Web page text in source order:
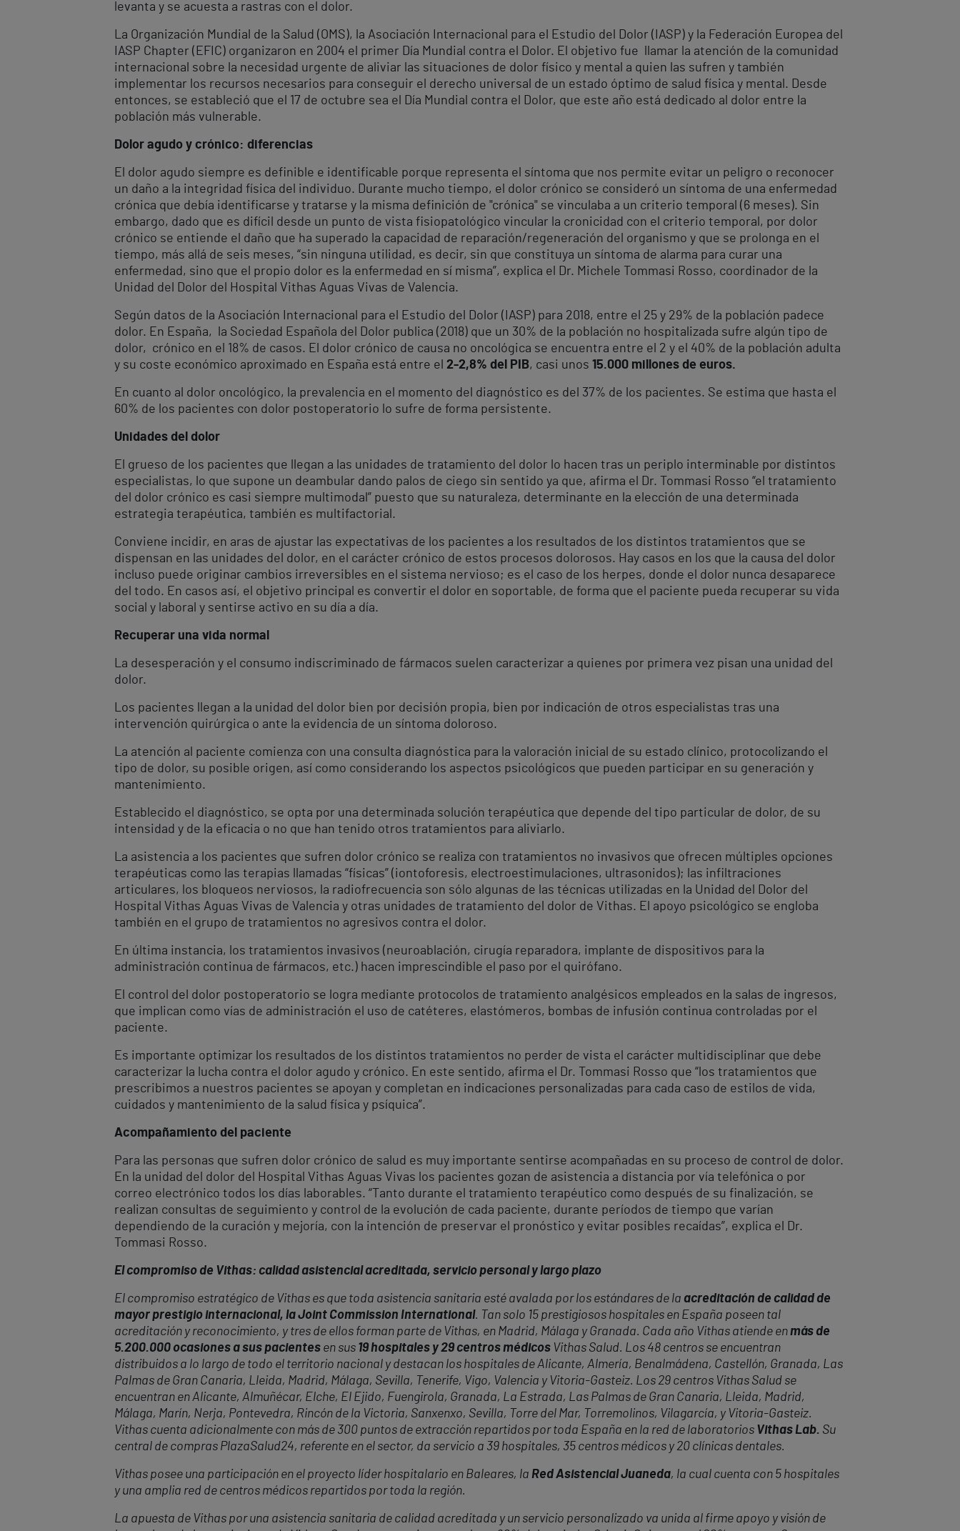
levanta y se acuesta a rastras con el dolor.
La Organización Mundial de la Salud (OMS), la Asociación Internacional para el Estudio del Dolor (IASP) y la Federación Europea del
IASP Chapter (EFIC) organizaron en 2004 el primer Día Mundial contra el Dolor. El objetivo fue llamar la atención de la comunidad
internacional sobre la necesidad urgente de aliviar las situaciones de dolor físico y mental a quien las sufren y también
implementar los recursos necesarios para conseguir el derecho universal de un estado óptimo de salud física y mental. Desde
entonces, se estableció que el 17 de octubre sea el Día Mundial contra el Dolor, que este año está dedicado al dolor entre la
población más vulnerable.
Dolor agudo y crónico: diferencias
El dolor agudo siempre es definible e identificable porque representa el síntoma que nos permite evitar un peligro o reconocer
un daño a la integridad física del individuo. Durante mucho tiempo, el dolor crónico se consideró un síntoma de una enfermedad
crónica que debía identificarse y tratarse y la misma definición de "crónica" se vinculaba a un criterio temporal (6 meses). Sin
embargo, dado que es difícil desde un punto de vista fisiopatológico vincular la cronicidad con el criterio temporal, por dolor
crónico se entiende el daño que ha superado la capacidad de reparación/regeneración del organismo y que se prolonga en el
tiempo, más allá de seis meses, “sin ninguna utilidad, es decir, sin que constituya un síntoma de alarma para curar una
enfermedad, sino que el propio dolor es la enfermedad en sí misma”, explica el Dr. Michele Tommasi Rosso, coordinador de la
Unidad del Dolor del Hospital Vithas Aguas Vivas de Valencia.
Según datos de la Asociación Internacional para el Estudio del Dolor (IASP) para 2018, entre el 25 y 29% de la población padece
dolor. En España, la Sociedad Española del Dolor publica (2018) que un 30% de la población no hospitalizada sufre algún tipo de
dolor, crónico en el 18% de casos. El dolor crónico de causa no oncológica se encuentra entre el 2 y el 40% de la población adulta
y su coste económico aproximado en España está entre el 2-2,8% del PIB, casi unos 15.000 millones de euros.
En cuanto al dolor oncológico, la prevalencia en el momento del diagnóstico es del 37% de los pacientes. Se estima que hasta el
60% de los pacientes con dolor postoperatorio lo sufre de forma persistente.
Unidades del dolor
El grueso de los pacientes que llegan a las unidades de tratamiento del dolor lo hacen tras un periplo interminable por distintos
especialistas, lo que supone un deambular dando palos de ciego sin sentido ya que, afirma el Dr. Tommasi Rosso “el tratamiento
del dolor crónico es casi siempre multimodal” puesto que su naturaleza, determinante en la elección de una determinada
estrategia terapéutica, también es multifactorial.
Conviene incidir, en aras de ajustar las expectativas de los pacientes a los resultados de los distintos tratamientos que se
dispensan en las unidades del dolor, en el carácter crónico de estos procesos dolorosos. Hay casos en los que la causa del dolor
incluso puede originar cambios irreversibles en el sistema nervioso; es el caso de los herpes, donde el dolor nunca desaparece
del todo. En casos así, el objetivo principal es convertir el dolor en soportable, de forma que el paciente pueda recuperar su vida
social y laboral y sentirse activo en su día a día.
Recuperar una vida normal
La desesperación y el consumo indiscriminado de fármacos suelen caracterizar a quienes por primera vez pisan una unidad del
dolor.
Los pacientes llegan a la unidad del dolor bien por decisión propia, bien por indicación de otros especialistas tras una
intervención quirúrgica o ante la evidencia de un síntoma doloroso.
La atención al paciente comienza con una consulta diagnóstica para la valoración inicial de su estado clínico, protocolizando el
tipo de dolor, su posible origen, así como considerando los aspectos psicológicos que pueden participar en su generación y
mantenimiento.
Establecido el diagnóstico, se opta por una determinada solución terapéutica que depende del tipo particular de dolor, de su
intensidad y de la eficacia o no que han tenido otros tratamientos para aliviarlo.
La asistencia a los pacientes que sufren dolor crónico se realiza con tratamientos no invasivos que ofrecen múltiples opciones
terapéuticas como las terapias llamadas “físicas” (iontoforesis, electroestimulaciones, ultrasonidos); las infiltraciones
articulares, los bloqueos nerviosos, la radiofrecuencia son sólo algunas de las técnicas utilizadas en la Unidad del Dolor del
Hospital Vithas Aguas Vivas de Valencia y otras unidades de tratamiento del dolor de Vithas. El apoyo psicológico se engloba
también en el grupo de tratamientos no agresivos contra el dolor.
En última instancia, los tratamientos invasivos (neuroablación, cirugía reparadora, implante de dispositivos para la
administración continua de fármacos, etc.) hacen imprescindible el paso por el quirófano.
El control del dolor postoperatorio se logra mediante protocolos de tratamiento analgésicos empleados en la salas de ingresos,
que implican como vías de administración el uso de catéteres, elastómeros, bombas de infusión continua controladas por el
paciente.
Es importante optimizar los resultados de los distintos tratamientos no perder de vista el carácter multidisciplinar que debe
caracterizar la lucha contra el dolor agudo y crónico. En este sentido, afirma el Dr. Tommasi Rosso que “los tratamientos que
prescribimos a nuestros pacientes se apoyan y completan en indicaciones personalizadas para cada caso de estilos de vida,
cuidados y mantenimiento de la salud física y psíquica”.
Acompañamiento del paciente
Para las personas que sufren dolor crónico de salud es muy importante sentirse acompañadas en su proceso de control de dolor.
En la unidad del dolor del Hospital Vithas Aguas Vivas los pacientes gozan de asistencia a distancia por vía telefónica o por
correo electrónico todos los días laborables. “Tanto durante el tratamiento terapéutico como después de su finalización, se
realizan consultas de seguimiento y control de la evolución de cada paciente, durante períodos de tiempo que varían
dependiendo de la curación y mejoría, con la intención de preservar el pronóstico y evitar posibles recaídas”, explica el Dr.
Tommasi Rosso.
El compromiso de Vithas: calidad asistencial acreditada, servicio personal y largo plazo
El compromiso estratégico de Vithas es que toda asistencia sanitaria esté avalada por los estándares de la acreditación de calidad de
mayor prestigio internacional, la Joint Commission International. Tan solo 15 prestigiosos hospitales en España poseen tal
acreditación y reconocimiento, y tres de ellos forman parte de Vithas, en Madrid, Málaga y Granada. Cada año Vithas atiende enmás de
5.200.000 ocasiones a sus pacientes en sus 19 hospitales y 29 centros médicos Vithas Salud. Los 48 centros se encuentran
distribuidos a lo largo de todo el territorio nacional y destacan los hospitales de Alicante, Almería, Benalmádena, Castellón, Granada, Las
Palmas de Gran Canaria, Lleida, Madrid, Málaga, Sevilla, Tenerife, Vigo, Valencia y Vitoria-Gasteiz. Los 29 centros Vithas Salud se
encuentran en Alicante, Almuñécar, Elche, El Ejido, Fuengirola, Granada, La Estrada, Las Palmas de Gran Canaria, Lleida, Madrid,
Málaga, Marín, Nerja, Pontevedra, Rincón de la Victoria, Sanxenxo, Sevilla, Torre del Mar, Torremolinos, Vilagarcía, y Vitoria-Gasteiz.
Vithas cuenta adicionalmente con más de 300 puntos de extracción repartidos por toda España en la red de laboratorios Vithas Lab. Su
central de compras PlazaSalud24, referente en el sector, da servicio a 39 hospitales, 35 centros médicos y 20 clínicas dentales.
Vithas posee una participación en el proyecto líder hospitalario en Baleares, la Red Asistencial Juaneda, la cual cuenta con 5 hospitales
y una amplia red de centros médicos repartidos por toda la región.
La apuesta de Vithas por una asistencia sanitaria de calidad acreditada y un servicio personalizado va unida al firme apoyo y visión de